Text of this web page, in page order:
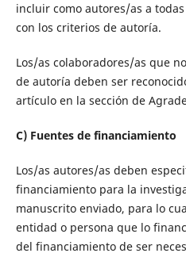
incluir como autores/as a
con los criterios de autoría.
Los/as colaboradores/as que
de autoría deben ser
artículo en la sección de
C) Fuentes de financiamiento
Los/as autores/as deben
financiamiento para la
manuscrito enviado, para lo
entidad o persona que lo
del financiamiento de ser